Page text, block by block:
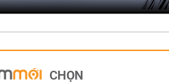
CHỌN